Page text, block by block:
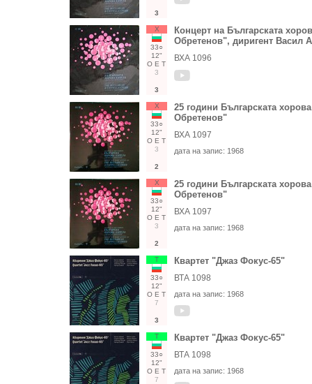
3
Х
33○
12"
О Е Т
3
3
Концерт на Българската
Обретенов", диригент Васил
ВХА 1096
Х
33○
12"
О Е Т
3
2
25 години Българската
Обретенов"
ВХА 1097
дата на запис: 1968
Х
33○
12"
О Е Т
3
2
25 години Българската
Обретенов"
ВХА 1097
дата на запис: 1968
Т
33○
12"
О Е Т
7
3
Квартет "Джаз Фокус-65"
ВТА 1098
дата на запис: 1968
Т
33○
12"
О Е Т
7
Квартет "Джаз Фокус-65"
ВТА 1098
дата на запис: 1968